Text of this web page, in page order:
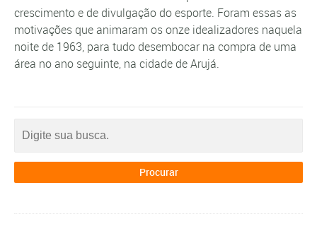
crescimento e de divulgação do esporte. Foram essas as
motivações que animaram os onze idealizadores naquela
noite de 1963, para tudo desembocar na compra de uma
área no ano seguinte, na cidade de Arujá.